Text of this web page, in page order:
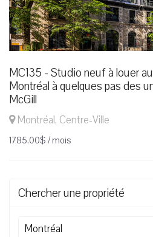
MC135 - Studio neuf à louer
Montréal à quelques pas des
McGill
Montréal, Centre-Ville
1785.00$ / mois
Chercher une propriété
Montréal